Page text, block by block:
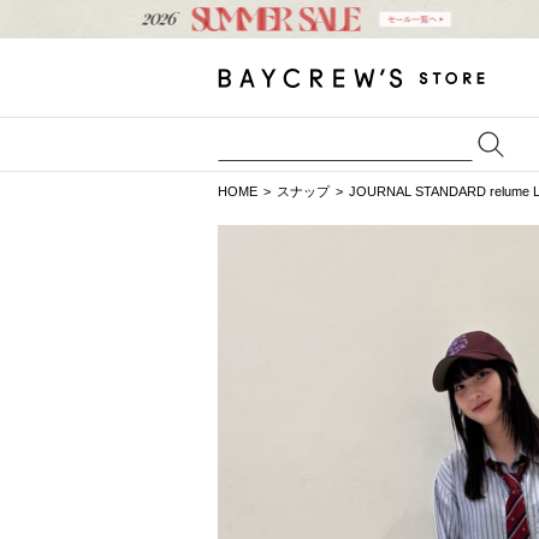
HOME スナップ JOURNAL STANDARD relume